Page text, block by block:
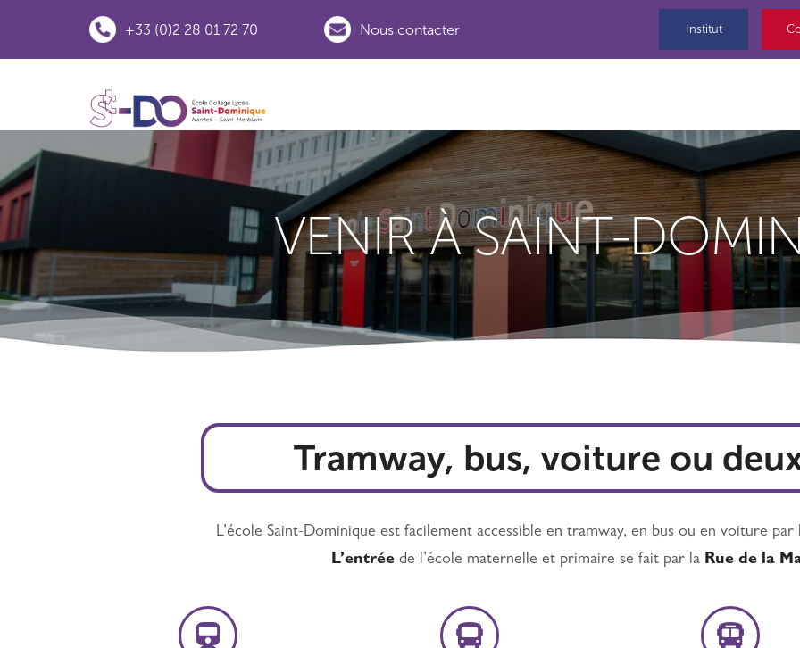
+33 (0)2 28 01 72 70 Nous contacter Institut
VENIR À SAINT-
Tramway, bus, voiture ou
L’école Saint-Dominique est facilement accessible en tramway, en bus ou en voiture
L’entréede l’école maternelle et primaire se fait par la Rue de la